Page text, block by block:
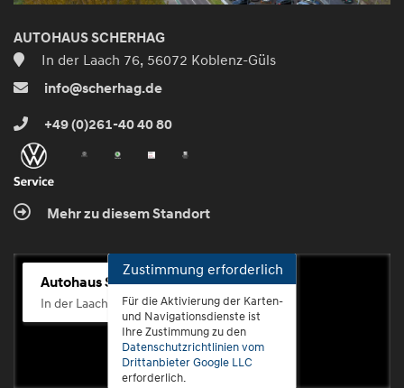
AUTOHAUS SCHERHAG
In der Laach 76, 56072 Koblenz-Güls
info@scherhag.de
+49 (0)261-40 40 80
Mehr zu diesem Standort
Autohaus Scherhag
In der Laach 76, 56072 Koblenz-Güls
Zustimmung erforderlich
Für die Aktivierung der Karten-
und Navigationsdienste ist
Ihre Zustimmung zu den
Datenschutzrichtlinien vom
Drittanbieter Google LLC
erforderlich.